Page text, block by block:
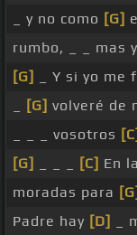
_ y no como [G]
rumbo, _ _ mas
[G]
_ Y si yo me
[G] volveré de
_ _ _ vosotros [C]
[G]
[C] En
moradas para [G]
Padre hay [D] _